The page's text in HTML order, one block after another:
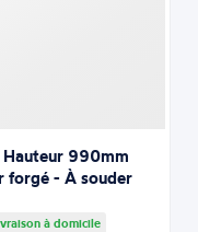
Hauteur 990mm
forgé - À souder
à domicile